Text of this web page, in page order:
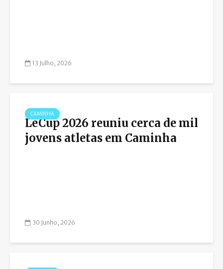
13 Julho, 2026
CAMINHA
LéCup 2026 reuniu cerca de mil
jovens atletas em Caminha
30 Junho, 2026